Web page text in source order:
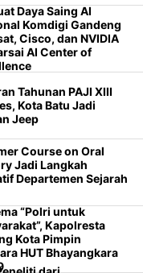
Daya Saing AI
Komdigi Gandeng
Cisco, dan NVIDIA
AI Center of
Tahunan PAJI XIII
Kota Batu Jadi
Jeep
Course on Oral
Jadi Langkah
Departemen Sejarah
“Polri untuk
Kapolresta
Kota Pimpin
HUT Bhayangkara